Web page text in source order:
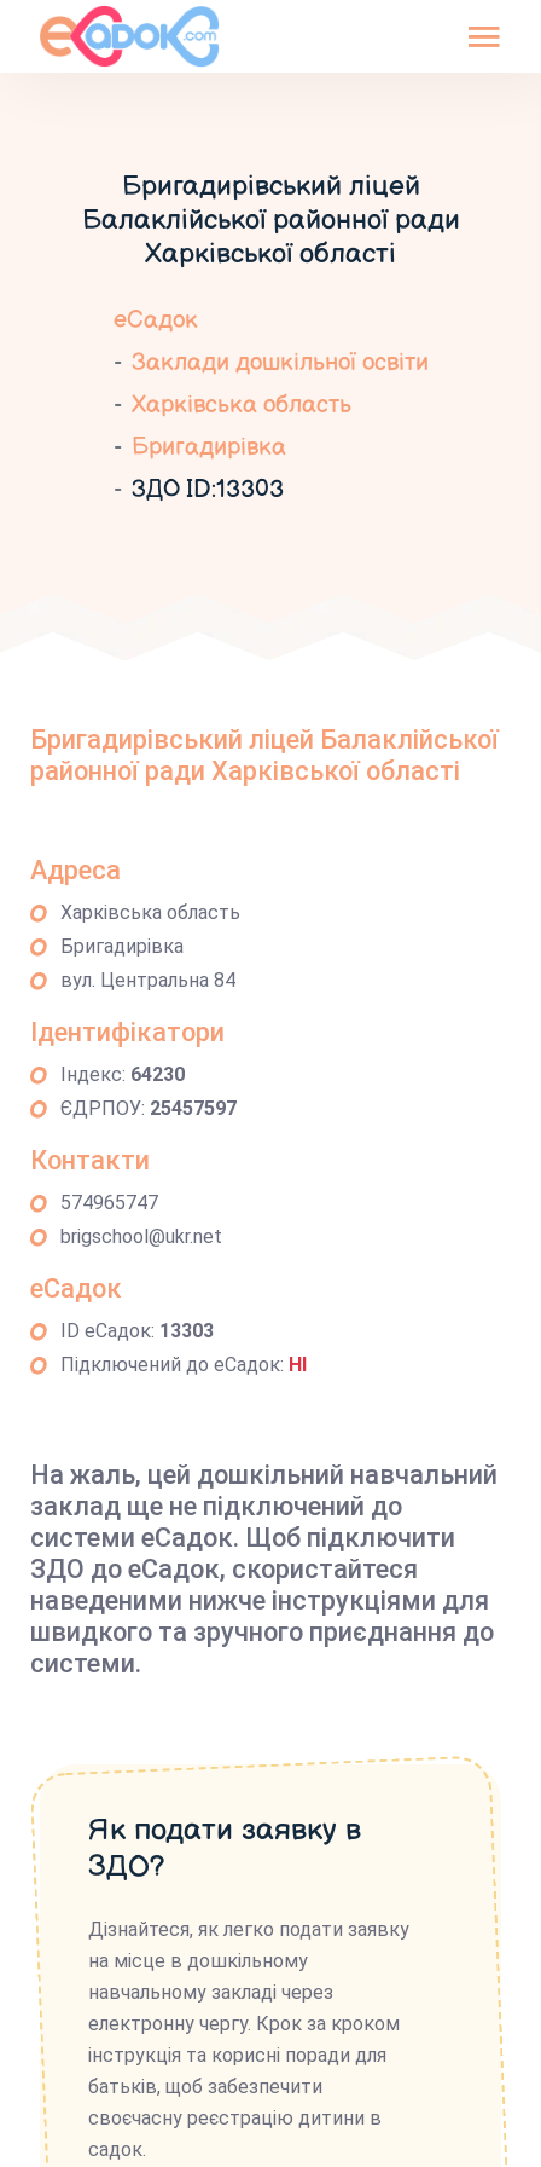
Бригадирівський ліцей
Балаклійської районної ради
Харківської області
еСадок
Заклади дошкільної освіти
Харківська область
Бригадирівка
ЗДО ID:13303
Бригадирівський ліцей Балаклійської
районної ради Харківської області
Адреса
Харківська область
Бригадирівка
вул. Центральна 84
Ідентифікатори
Індекс: 64230
ЄДРПОУ: 25457597
Контакти
574965747
brigschool@ukr.net
еСадок
ID еСадок: 13303
Підключений до еСадок: НІ
На жаль, цей дошкільний навчальний
заклад ще не підключений до
системи еСадок. Щоб підключити
ЗДО до еСадок, скористайтеся
наведеними нижче інструкціями для
швидкого та зручного приєднання до
системи.
Як подати заявку в
ЗДО?
Дізнайтеся, як легко подати заявку
на місце в дошкільному
навчальному закладі через
електронну чергу. Крок за кроком
інструкція та корисні поради для
батьків, щоб забезпечити
своєчасну реєстрацію дитини в
садок.